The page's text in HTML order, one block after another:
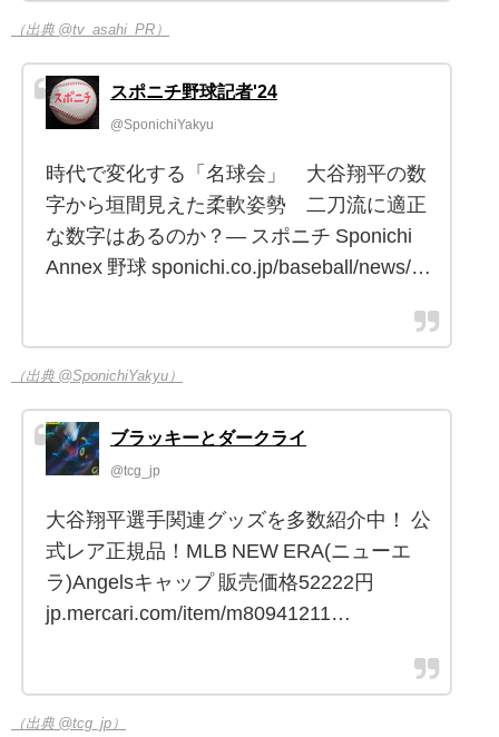
（出典 @tv_asahi_PR）
スポニチ野球記者'24
@SponichiYakyu
時代で変化する「名球会」 大谷翔平の数
字から垣間見えた柔軟姿勢 二刀流に適正
な数字はあるのか？― スポニチ Sponichi
Annex 野球 sponichi.co.jp/baseball/news/…
（出典 @SponichiYakyu）
ブラッキーとダークライ
@tcg_jp
大谷翔平選手関連グッズを多数紹介中！ 公
式レア正規品！MLB NEW ERA(ニューエ
ラ)Angelsキャップ 販売価格52222円
jp.mercari.com/item/m80941211…
（出典 @tcg_jp）